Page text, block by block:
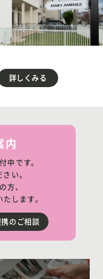
詳しくみる
内
中です。
い。
方、
します。
のご相談